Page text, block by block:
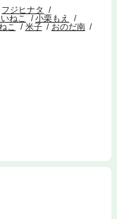
恋に落ちたあの日か
”へ、愛と幸せがいっぱ
社長！ セフレなのにデ
に手だしてきたんだか
はじまる予想外の執着
さまと不純愛性交シ
すよ」憧れの騎士様に
ブ♪【and more...♪】
ずが即イキさせられち
陣＞成田アポロ／南志
フジヒナタ
ねこ
小栗もえ
こ 米子
おのだ南